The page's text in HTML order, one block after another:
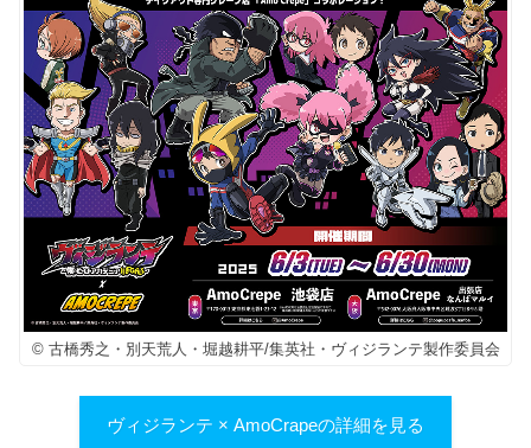
© 古橋秀之・別天荒人・堀越耕平/集英社・ヴィジランテ製作委員会
ヴィジランテ × AmoCrapeの詳細を見る